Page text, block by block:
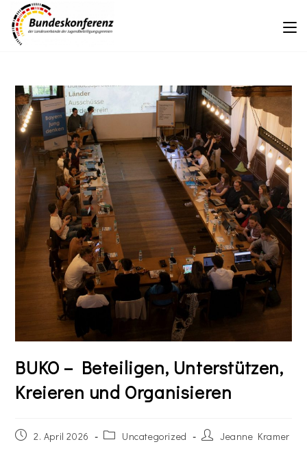
BUKO – Beteiligen, Unterstützen,
Kreieren und Organisieren
2. April 2026 Uncategorized Jeanne Kramer